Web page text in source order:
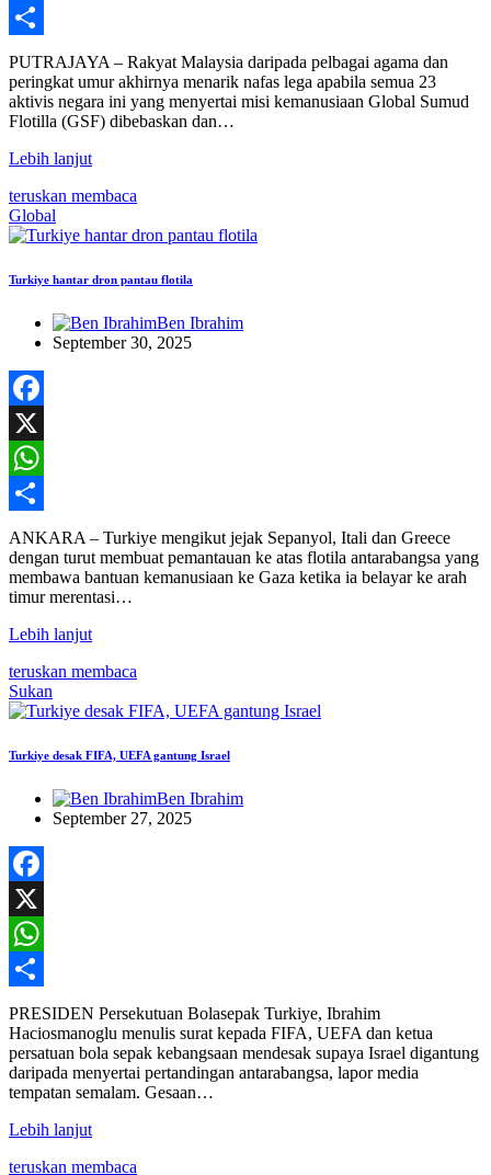
WhatsApp
Share
PUTRAJAYA – Rakyat Malaysia daripada pelbagai agama dan
peringkat umur akhirnya menarik nafas lega apabila semua 23
aktivis negara ini yang menyertai misi kemanusiaan Global Sumud
Flotilla (GSF) dibebaskan dan…
Lebih lanjut
teruskan membaca
Global
Turkiye hantar dron pantau flotila
Ben Ibrahim
September 30, 2025
Facebook
X
WhatsApp
Share
ANKARA – Turkiye mengikut jejak Sepanyol, Itali dan Greece
dengan turut membuat pemantauan ke atas flotila antarabangsa yang
membawa bantuan kemanusiaan ke Gaza ketika ia belayar ke arah
timur merentasi…
Lebih lanjut
teruskan membaca
Sukan
Turkiye desak FIFA, UEFA gantung Israel
Ben Ibrahim
September 27, 2025
Facebook
X
WhatsApp
Share
PRESIDEN Persekutuan Bolasepak Turkiye, Ibrahim
Haciosmanoglu menulis surat kepada FIFA, UEFA dan ketua
persatuan bola sepak kebangsaan mendesak supaya Israel digantung
daripada menyertai pertandingan antarabangsa, lapor media
tempatan semalam. Gesaan…
Lebih lanjut
teruskan membaca